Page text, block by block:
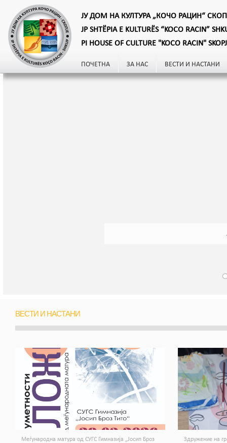
ЈУ ДОМ НА КУЛТУРА „КОЧО РАЦИН“
JP SHTËPIA E KULTURËS “KOCO RACIN”
PI HOUSE OF CULTURE "KOCO RACIN"
ПОЧЕТНА ЗА НАС ВЕСТИ И НАСТАНИ
ВЕСТИ И НАСТАНИ
Меѓународна матура од СУГС Гимназија „Јосип Броз
Здружение на